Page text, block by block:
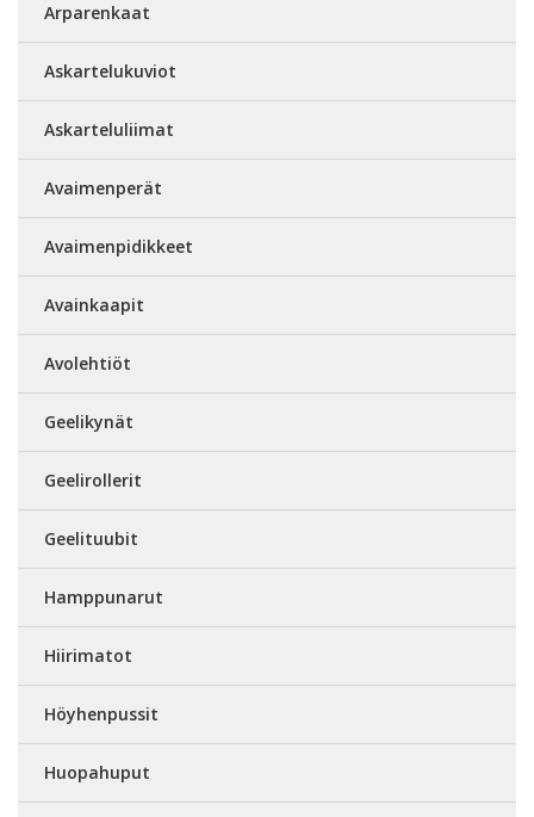
Arparenkaat
Askartelukuviot
Askarteluliimat
Avaimenperät
Avaimenpidikkeet
Avainkaapit
Avolehtiöt
Geelikynät
Geelirollerit
Geelituubit
Hamppunarut
Hiirimatot
Höyhenpussit
Huopahuput